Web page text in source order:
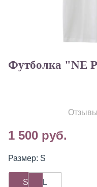
Футболка "NE
1 500 руб.
Размер: S
S L